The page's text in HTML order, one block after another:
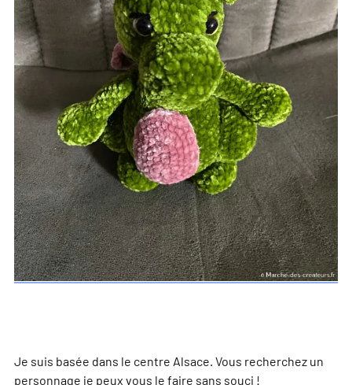
Je suis basée dans le centre Alsace. Vous recherchez un
personnage je peux vous le faire sans souci !